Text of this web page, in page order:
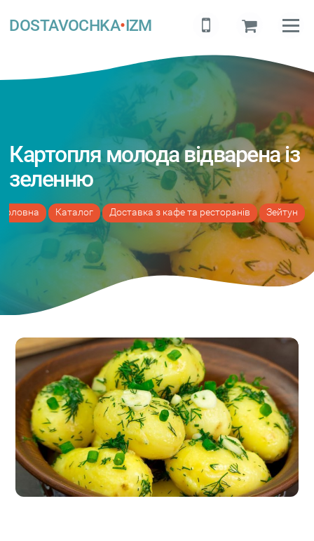
DOSTAVOCHKA•IZM
Картопля молода відварена із
зеленню
Головна Каталог Доставка з кафе та ресторанів Зейтун